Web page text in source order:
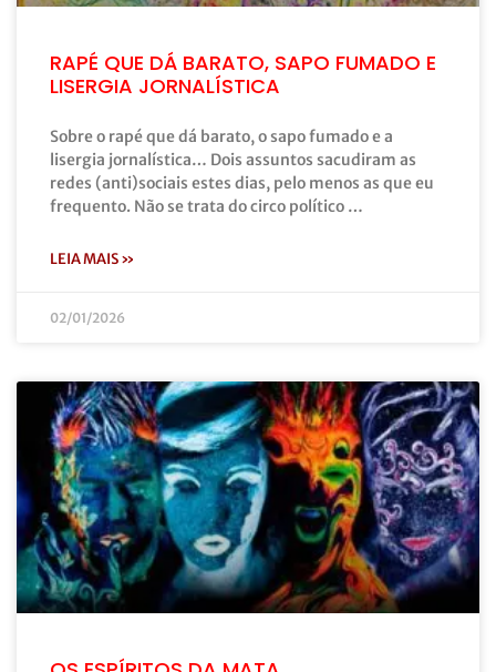
RAPÉ QUE DÁ BARATO, SAPO FUMADO E
LISERGIA JORNALÍSTICA
Sobre o rapé que dá barato, o sapo fumado e a
lisergia jornalística… Dois assuntos sacudiram as
redes (anti)sociais estes dias, pelo menos as que eu
frequento. Não se trata do circo político …
LEIA MAIS »
02/01/2026